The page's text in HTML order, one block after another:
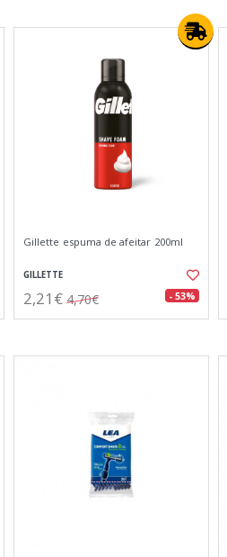
Gillette espuma de afeitar 200ml
GILLETTE
2,21€ 4,70€ - 53%